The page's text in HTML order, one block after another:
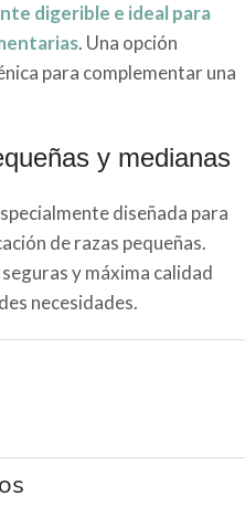
digerible e ideal para
. Una opción
para complementar una
y medianas
diseñada para
de razas pequeñas.
y máxima calidad
necesidades.